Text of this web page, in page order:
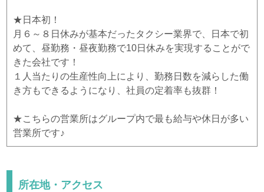
★日本初！
月６～８日休みが基本だったタクシー業界で、日本で初
めて、昼勤務・昼夜勤務で10日休みを実現することがで
きた会社です！
１人当たりの生産性向上により、勤務日数を減らした働
き方もできるようになり、社員の定着率も抜群！
★こちらの営業所はグループ内で最も給与や休日が多い
営業所です♪
所在地・アクセス